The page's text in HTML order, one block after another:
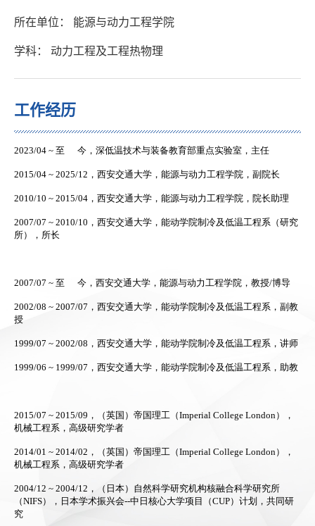
所在单位： 能源与动力工程学院
学科： 动力工程及工程热物理
工作经历